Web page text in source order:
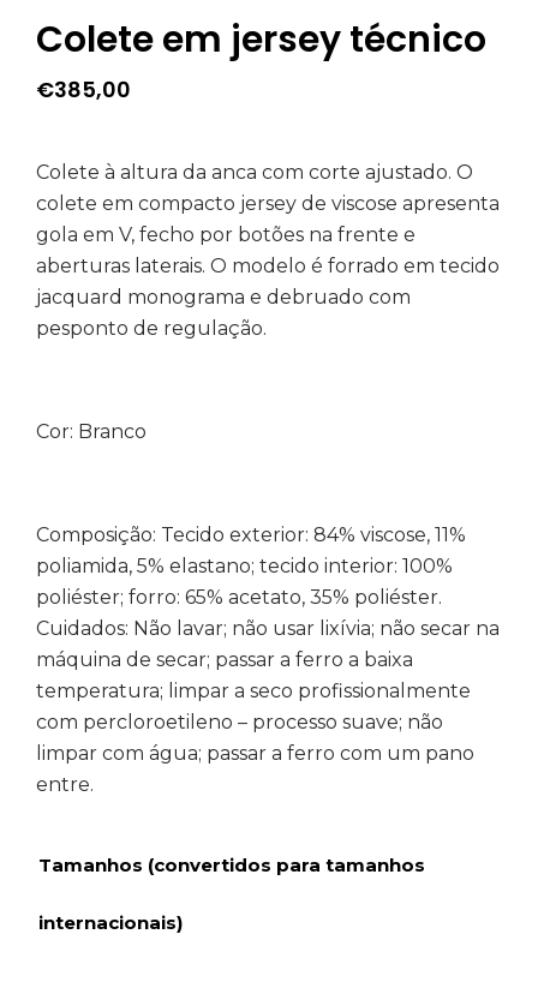
Colete em jersey técnico
€385,00
Colete à altura da anca com corte ajustado. O
colete em compacto jersey de viscose apresenta
gola em V, fecho por botões na frente e
aberturas laterais. O modelo é forrado em tecido
jacquard monograma e debruado com
pesponto de regulação.
Cor: Branco
Composição: Tecido exterior: 84% viscose, 11%
poliamida, 5% elastano; tecido interior: 100%
poliéster; forro: 65% acetato, 35% poliéster.
Cuidados: Não lavar; não usar lixívia; não secar na
máquina de secar; passar a ferro a baixa
temperatura; limpar a seco profissionalmente
com percloroetileno – processo suave; não
limpar com água; passar a ferro com um pano
entre.
Tamanhos (convertidos para tamanhos
internacionais)